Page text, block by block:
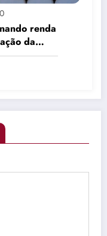
0
renda
da